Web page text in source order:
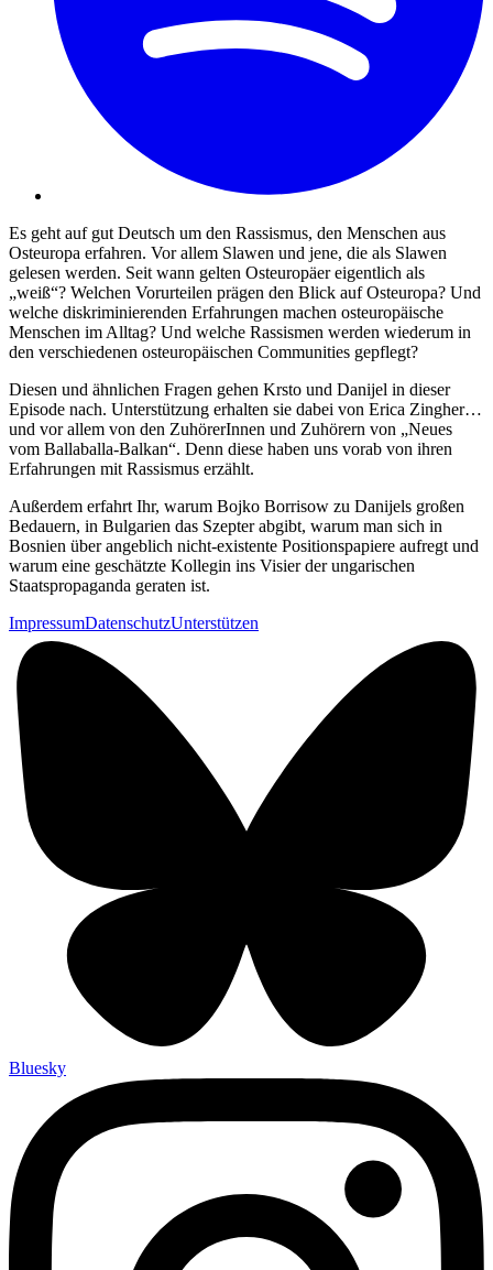
Es geht auf gut Deutsch um den Rassismus, den Menschen aus
Osteuropa erfahren. Vor allem Slawen und jene, die als Slawen
gelesen werden. Seit wann gelten Osteuropäer eigentlich als
„weiß“? Welchen Vorurteilen prägen den Blick auf Osteuropa? Und
welche diskriminierenden Erfahrungen machen osteuropäische
Menschen im Alltag? Und welche Rassismen werden wiederum in
den verschiedenen osteuropäischen Communities gepflegt?
Diesen und ähnlichen Fragen gehen Krsto und Danijel in dieser
Episode nach. Unterstützung erhalten sie dabei von Erica Zingher…
und vor allem von den ZuhörerInnen und Zuhörern von „Neues
vom Ballaballa-Balkan“. Denn diese haben uns vorab von ihren
Erfahrungen mit Rassismus erzählt.
Außerdem erfahrt Ihr, warum Bojko Borrisow zu Danijels großen
Bedauern, in Bulgarien das Szepter abgibt, warum man sich in
Bosnien über angeblich nicht-existente Positionspapiere aufregt und
warum eine geschätzte Kollegin ins Visier der ungarischen
Staatspropaganda geraten ist.
ImpressumDatenschutzUnterstützen
Bluesky